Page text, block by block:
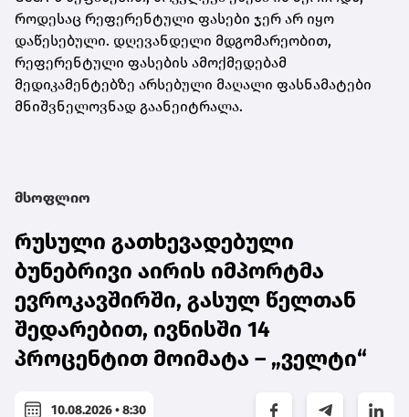
როდესაც რეფერენტული ფასები ჯერ არ იყო
დაწესებული. დღევანდელი მდგომარეობით,
რეფერენტული ფასების ამოქმედებამ
მედიკამენტებზე არსებული მაღალი ფასნამატები
მნიშვნელოვნად გაანეიტრალა.
მსოფლიო
რუსული გათხევადებული
ბუნებრივი აირის იმპორტმა
ევროკავშირში, გასულ წელთან
შედარებით, ივნისში 14
პროცენტით მოიმატა – „ველტი“
10.08.2026 • 8:30